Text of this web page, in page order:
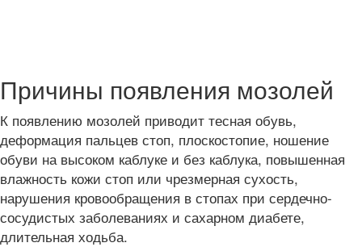
Причины появления мозолей
К появлению мозолей приводит тесная обувь,
деформация пальцев стоп, плоскостопие, ношение
обуви на высоком каблуке и без каблука, повышенная
влажность кожи стоп или чрезмерная сухость,
нарушения кровообращения в стопах при сердечно-
сосудистых заболеваниях и сахарном диабете,
длительная ходьба.